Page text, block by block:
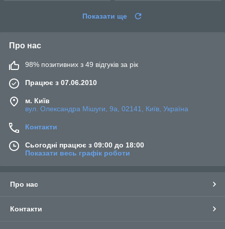
Показати ще
Про нас
98% позитивних з 49 відгуків за рік
Працює з 07.06.2010
м. Київ
вул. Олександра Мішуги, 9а, 02141, Київ, Україна
Контакти
Сьогодні працює з 09:00 до 18:00
Показати весь графік роботи
Про нас
Контакти